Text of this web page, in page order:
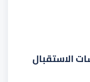
الاستقبال